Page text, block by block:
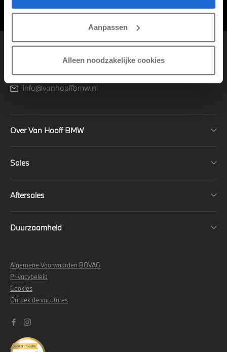
Aanpassen
Alleen noodzakelijke cookies
OVER VAN HOOFF
info@vanhooffbmw.nl
Over Van Hooff BMW
Sales
Aftersales
Duurzaamheid
Algemene Voorwaarden BOVAG
Privacybeleid
Cookies
Ontdek de vacatures